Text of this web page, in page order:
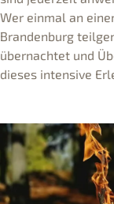
Wer einmal an
Brandenburg
übernachtet und
dieses intensive